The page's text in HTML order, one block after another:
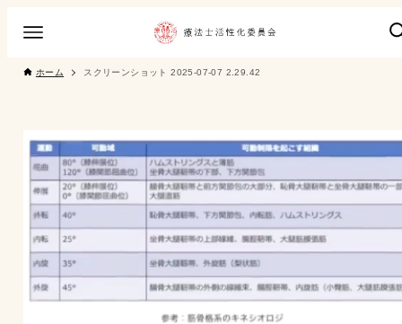
ホーム スクリーンショット 2025-07-07 2.29.42